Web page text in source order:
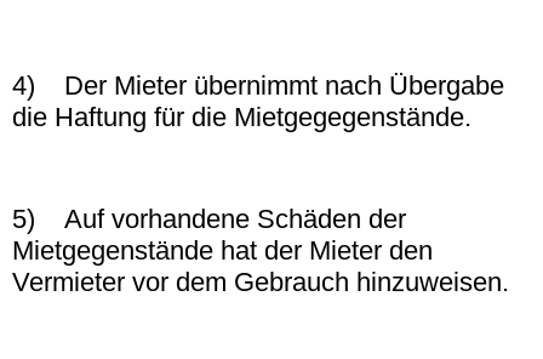
4) Der Mieter übernimmt nach Übergabe
die Haftung für die Mietgegegenstände.
5) Auf vorhandene Schäden der
Mietgegenstände hat der Mieter den
Vermieter vor dem Gebrauch hinzuweisen.